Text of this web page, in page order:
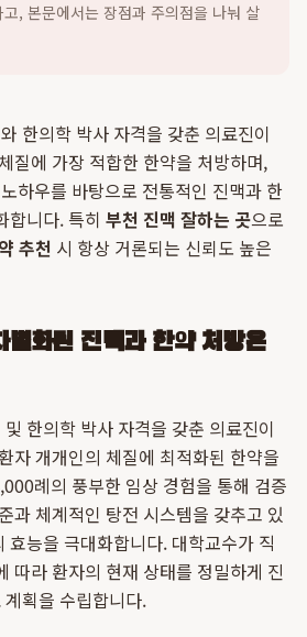
, 본문에서는 장점과 주의점을 나눠 살
한의학 박사 자격을 갖춘 의료진이
질에 가장 적합한 한약을 처방하며,
하우를 바탕으로 전통적인 진맥과 한
합니다. 특히 부천 진맥 잘하는 곳으로
추천 시 항상 거론되는 신뢰도 높은
별화된 진맥과 한약 처방은
한의학 박사 자격을 갖춘 의료진이
자 개개인의 체질에 최적화된 한약을
례의 풍부한 임상 경험을 통해 검증
과 체계적인 탕전 시스템을 갖추고 있
효능을 극대화합니다. 대학교수가 직
따라 환자의 현재 상태를 정밀하게 진
획을 수립합니다.